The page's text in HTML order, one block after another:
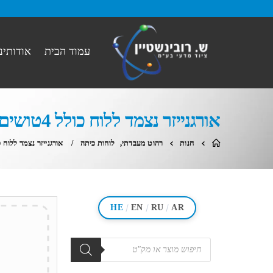
עמוד הבית
אורגנייזר נצמד ללוח כולל 4טושים ומחק כנ.
חנות רהוט מעבדתי, לוחות כיתה אורגנייזר נצמד ללוח כולל 4טושים
HE / EN / RU / AR
מוצרים
search